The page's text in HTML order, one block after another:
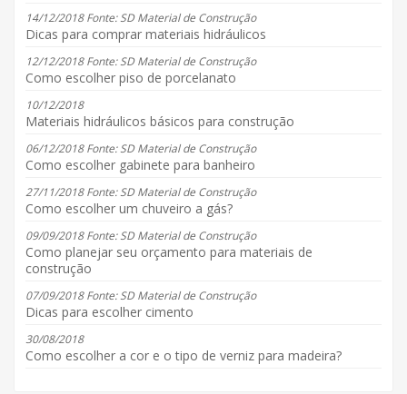
14/12/2018 Fonte: SD Material de Construção
Dicas para comprar materiais hidráulicos
12/12/2018 Fonte: SD Material de Construção
Como escolher piso de porcelanato
10/12/2018
Materiais hidráulicos básicos para construção
06/12/2018 Fonte: SD Material de Construção
Como escolher gabinete para banheiro
27/11/2018 Fonte: SD Material de Construção
Como escolher um chuveiro a gás?
09/09/2018 Fonte: SD Material de Construção
Como planejar seu orçamento para materiais de
construção
07/09/2018 Fonte: SD Material de Construção
Dicas para escolher cimento
30/08/2018
Como escolher a cor e o tipo de verniz para madeira?